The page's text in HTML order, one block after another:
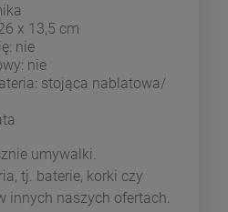
x 13,5 cm
nie
nie
stojąca nablatowa/
umywalki.
tj. baterie, korki czy
innych naszych ofertach.